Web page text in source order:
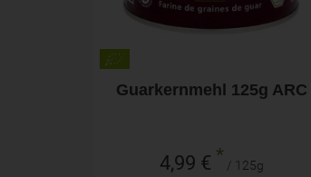
Guarkernmehl 125g ARC
4,99 € * / 125g